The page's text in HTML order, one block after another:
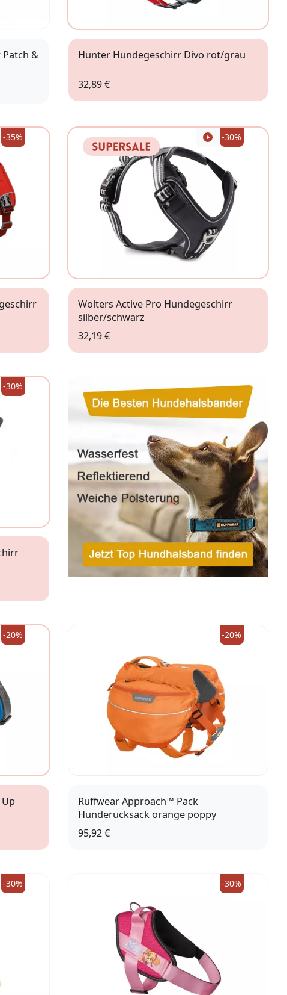
&
Hunter Hundegeschirr Divo rot/grau
32,89 €
-35% -30%
Gr. 2 (45-52,5cm)
Wolters Active Pro Hundegeschirr
silber/schwarz
32,19 €
-30%
-20% -20%
Ruffwear Approach™ Pack
Hunderucksack orange poppy
95,92 €
-30% -30%